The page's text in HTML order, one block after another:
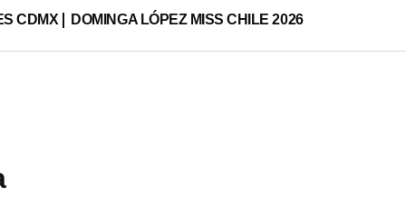
CDMX DOMINGA LÓPEZ MISS CHILE 2026